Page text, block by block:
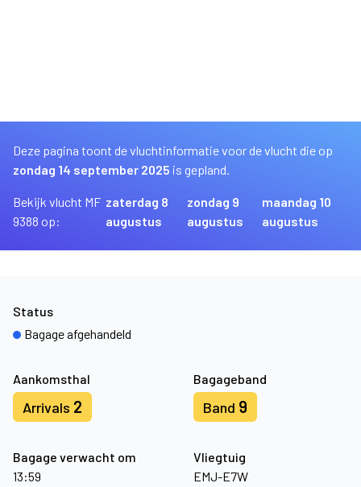
Deze pagina toont de vluchtinformatie voor de vlucht die op
zondag 14 september 2025 is gepland.
Bekijk vlucht MF
9388 op:
zaterdag 8
augustus
zondag 9
augustus
maandag 10
augustus
Aankomsthal
Arrivals 2
Bagageband
Band 9
Bagage verwacht om
13:59
Vliegtuig
EMJ-E7W
Status
Bagage afgehandeld